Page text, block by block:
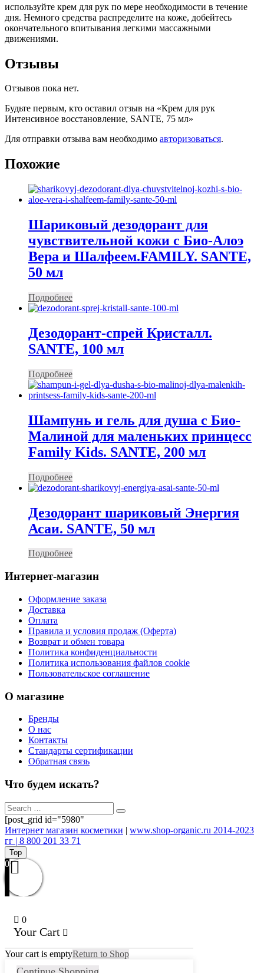
используйте крем для рук по мере необходимости в течение
дня. Немного средства распределите на коже, добейтесь
окончательного впитывания легкими массажными
движениями.
Отзывы
Отзывов пока нет.
Будьте первым, кто оставил отзыв на «Крем для рук
Интенсивное восстановление, SANTE, 75 мл»
Для отправки отзыва вам необходимо авторизоваться.
Похожие
Шариковый дезодорант для
чувствительной кожи с Био-Алоэ
Вера и Шалфеем.FAMILY. SANTE,
50 мл
Подробнее
Дезодорант-спрей Кристалл.
SANTE, 100 мл
Подробнее
Шампунь и гель для душа с Био-
Малиной для маленьких принцесс
Family Kids. SANTE, 200 мл
Подробнее
Дезодорант шариковый Энергия
Асаи. SANTE, 50 мл
Подробнее
Интернет-магазин
Оформление заказа
Доставка
Оплата
Правила и условия продаж (Оферта)
Возврат и обмен товара
Политика конфиденциальности
Политика использования файлов cookie
Пользовательское соглашение
О магазине
Бренды
О нас
Контакты
Стандарты сертификации
Обратная связь
Что будем искать?
[post_grid id="5980"
Интернет магазин косметики | www.shop-organic.ru 2014-2023
гг | 8 800 201 33 71
Top
0
0
Your Cart
Your cart is emptyReturn to Shop